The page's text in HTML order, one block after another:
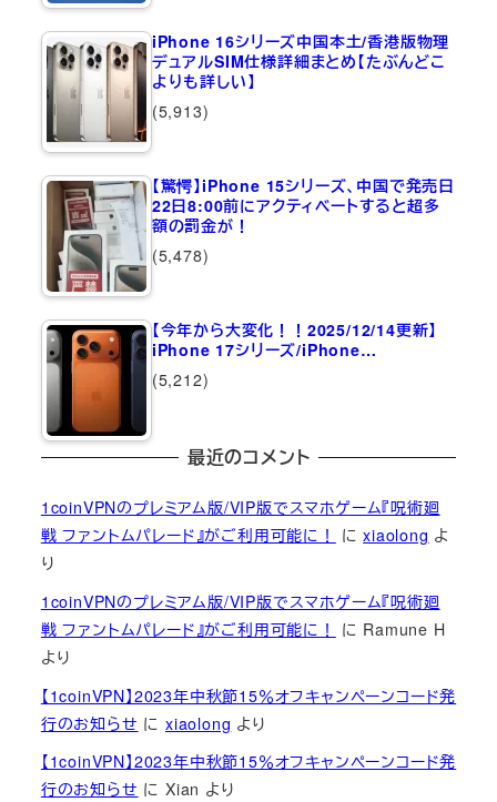
iPhone 16シリーズ中国本土/香港版物理
デュアルSIM仕様詳細まとめ【たぶんどこ
よりも詳しい】
(5,913)
【驚愕】iPhone 15シリーズ、中国で発売日
22日8:00前にアクティベートすると超多
額の罰金が！
(5,478)
【今年から大変化！！2025/12/14更新】
iPhone 17シリーズ/iPhone…
(5,212)
最近のコメント
1coinVPNのプレミアム版/VIP版でスマホゲーム『呪術廻
戦 ファントムパレード』がご利用可能に！
にxiaolong よ
り
1coinVPNのプレミアム版/VIP版でスマホゲーム『呪術廻
戦 ファントムパレード』がご利用可能に！
に Ramune H
より
【1coinVPN】2023年中秋節15％オフキャンペーンコード発
行のお知らせ にxiaolong より
【1coinVPN】2023年中秋節15％オフキャンペーンコード発
行のお知らせ にXian より